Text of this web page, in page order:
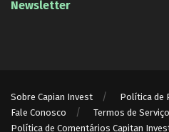
Newsletter
Sobre Capian Invest
Política de
Fale Conosco
Termos de
Política de Comentários Capitan